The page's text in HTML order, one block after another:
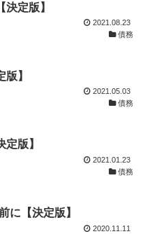
定版】
2021.08.23
債務
】
2021.05.03
債務
版】
2021.01.23
債務
に【決定版】
2020.11.11